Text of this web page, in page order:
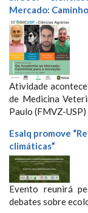
Mercado:
Atividade
de Medicina
Paulo (FMVZ-USP)
Esalq promove
climáticas”
Evento reunirá
debates sobre